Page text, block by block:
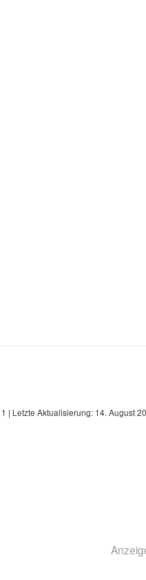
| Letzte Aktualisierung: 14. August